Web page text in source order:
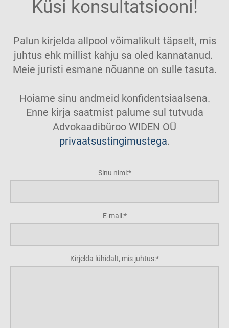
Küsi konsultatsiooni!
Palun kirjelda allpool võimalikult täpselt, mis
juhtus ehk millist kahju sa oled kannatanud.
Meie juristi esmane nõuanne on sulle tasuta.
Hoiame sinu andmeid konfidentsiaalsena.
Enne kirja saatmist palume sul tutvuda
Advokaadibüroo WIDEN OÜ
privaatsustingimustega.
Sinu nimi:
E-mail:
Kirjelda lühidalt, mis juhtus: